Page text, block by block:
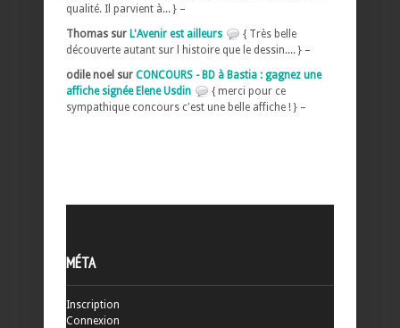
qualité. Il parvient à... } –
Thomas sur L'Avenir est ailleurs
{ Très belle
découverte autant sur l histoire que le dessin.... } –
odile noel sur CONCOURS - BD à Bastia : gagnez une
affiche signée Elene Usdin
{ merci pour ce
sympathique concours c'est une belle affiche ! } –
MÉTA
Inscription
Connexion